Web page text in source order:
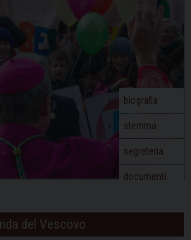
biografia
stemma
segreteria
documenti
del Vescovo